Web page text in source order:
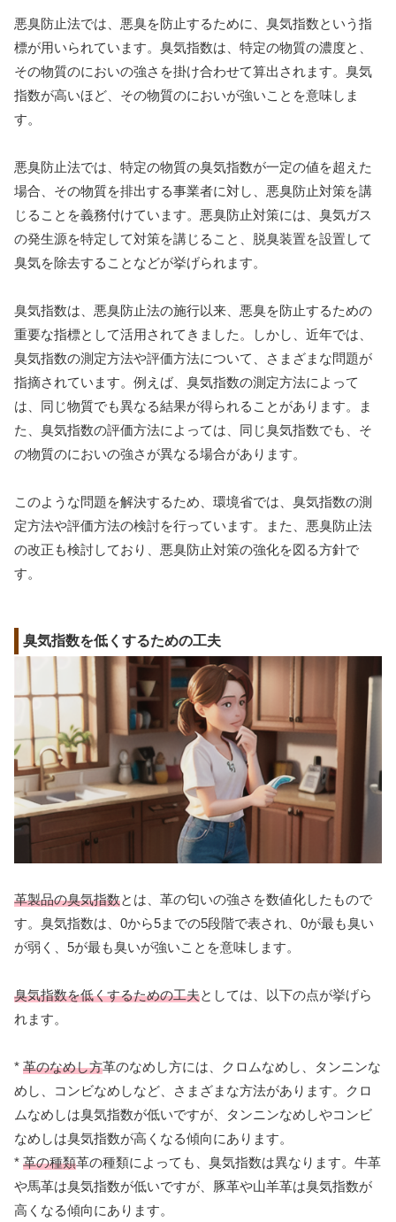
悪臭防止法では、悪臭を防止するために、臭気指数という指
標が用いられています。臭気指数は、特定の物質の濃度と、
その物質のにおいの強さを掛け合わせて算出されます。臭気
指数が高いほど、その物質のにおいが強いことを意味しま
す。
悪臭防止法では、特定の物質の臭気指数が一定の値を超えた
場合、その物質を排出する事業者に対し、悪臭防止対策を講
じることを義務付けています。悪臭防止対策には、臭気ガス
の発生源を特定して対策を講じること、脱臭装置を設置して
臭気を除去することなどが挙げられます。
臭気指数は、悪臭防止法の施行以来、悪臭を防止するための
重要な指標として活用されてきました。しかし、近年では、
臭気指数の測定方法や評価方法について、さまざまな問題が
指摘されています。例えば、臭気指数の測定方法によって
は、同じ物質でも異なる結果が得られることがあります。ま
た、臭気指数の評価方法によっては、同じ臭気指数でも、そ
の物質のにおいの強さが異なる場合があります。
このような問題を解決するため、環境省では、臭気指数の測
定方法や評価方法の検討を行っています。また、悪臭防止法
の改正も検討しており、悪臭防止対策の強化を図る方針で
す。
臭気指数を低くするための工夫
革製品の臭気指数とは、革の匂いの強さを数値化したもので
す。臭気指数は、0から5までの5段階で表され、0が最も臭い
が弱く、5が最も臭いが強いことを意味します。
臭気指数を低くするための工夫としては、以下の点が挙げら
れます。
* 革のなめし方革のなめし方には、クロムなめし、タンニンな
めし、コンビなめしなど、さまざまな方法があります。クロ
ムなめしは臭気指数が低いですが、タンニンなめしやコンビ
なめしは臭気指数が高くなる傾向にあります。
* 革の種類革の種類によっても、臭気指数は異なります。牛革
や馬革は臭気指数が低いですが、豚革や山羊革は臭気指数が
高くなる傾向にあります。